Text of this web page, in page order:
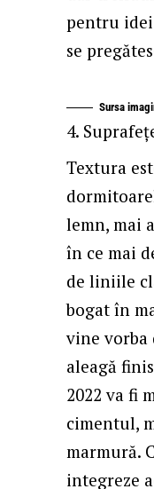
pentru
se
Sursa
Textura
lemn, mai
în ce mai
de liniile
bogat în
vine vorba
aleagă
2022 va fi
cimentul,
marmură.
integreze